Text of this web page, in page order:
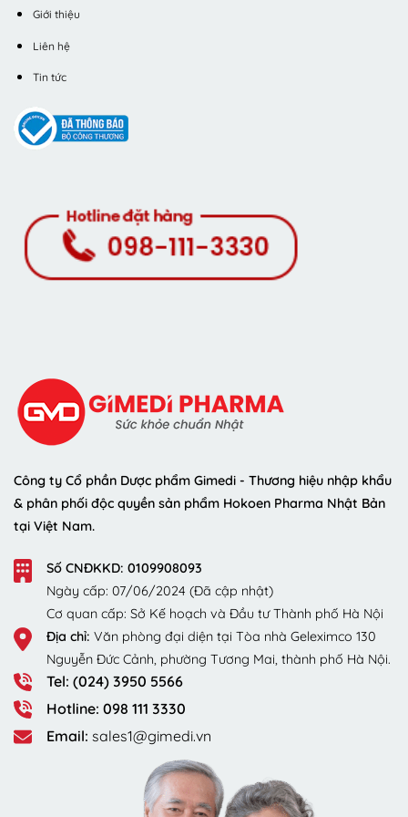
Giới thiệu
Liên hệ
Tin tức
Công ty Cổ phần Dược phẩm Gimedi - Thương hiệu nhập khẩu
& phân phối độc quyền sản phẩm Hokoen Pharma Nhật Bản
tại Việt Nam.
Số CNĐKKD: 0109908093
Ngày cấp: 07/06/2024 (Đã cập nhật)
Cơ quan cấp: Sở Kế hoạch và Đầu tư Thành phố Hà Nội
Địa chỉ: Văn phòng đại diện tại Tòa nhà Geleximco 130
Nguyễn Đức Cảnh, phường Tương Mai, thành phố Hà Nội.
Tel: (024) 3950 5566
Hotline: 098 111 3330
Email: sales1@gimedi.vn